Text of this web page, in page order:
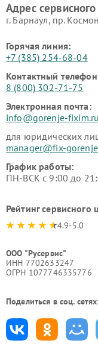
Адрес
г. Барнаул, ​пр.
Горячая линия:
+7 (385) 254-68-04
Контактный
8 (800) 302-71-75
Электронная почта:
info@gorenje-fixim.ru
для юридических
manager@fix-
График работы:
ПН-ВСК с 9:00 до
Рейтинг сервисного
4.9-5.0
ООО "Русервис"
ИНН 7702633247
ОГРН 1077746335776
Поделиться в соц.